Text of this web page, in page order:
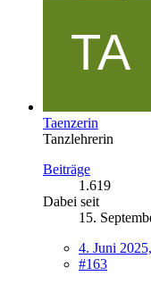
Taenzerin
Tanzlehrerin
Beiträge
1.619
Dabei seit
15.
4. Juni
#163